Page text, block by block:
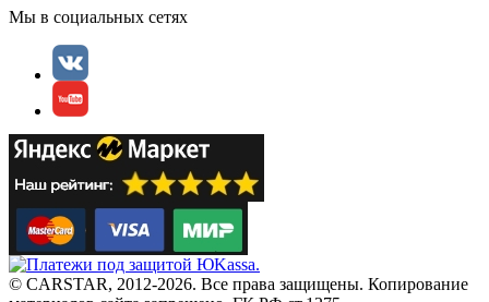
Мы в социальных сетях
© CARSTAR, 2012-2026. Все права защищены. Копирование